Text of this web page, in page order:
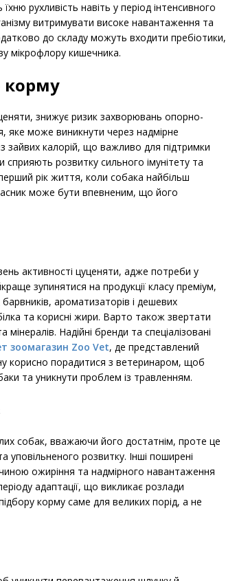
рухливість навіть у період інтенсивного
витримувати високе навантаження та
до складу можуть входити пребіотики,
мікрофлору кишечника.
корму
знижує ризик захворювань опорно-
яке може виникнути через надмірне
зайвих калорій, що важливо для підтримки
сприяють розвитку сильного імунітету та
рік життя, коли собака найбільш
може бути впевненим, що його
активності цуценяти, адже потреби у
зупинятися на продукції класу преміум,
ароматизаторів і дешевих
та корисні жири. Варто також звертати
мінералів. Надійні бренди та спеціалізовані
зоомагазин Zoo Vet, де представлений
корисно порадитися з ветеринаром, щоб
та уникнути проблем із травленням.
собак, вважаючи його достатнім, проте це
розвитку. Інші поширені
ожиріння та надмірного навантаження
адаптації, що викликає розлади
корму саме для великих порід, а не